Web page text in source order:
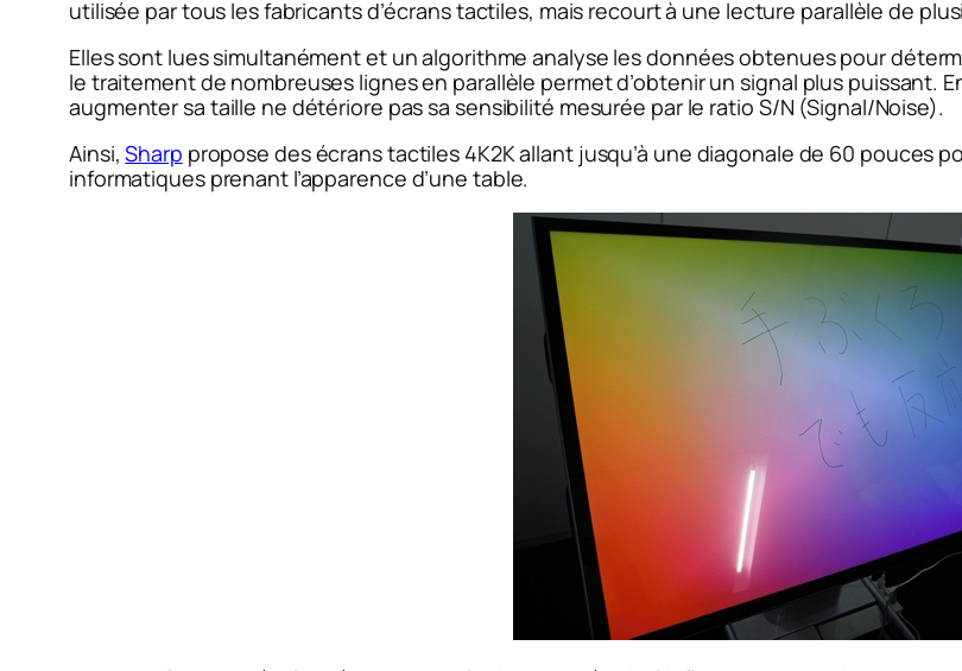
utilisée par tous les fabricants d’écrans tactiles, mais recourt à une lecture parallèle de
Elles sont lues simultanément et un algorithme analyse les données obtenues pour
le traitement de nombreuses lignes en parallèle permet d’obtenir un signal plus puissant.
augmenter sa taille ne détériore pas sa sensibilité mesurée par le ratio S/N (Signal/Noise).
Ainsi,Sharp propose des écrans tactiles 4K2K allant jusqu’à une diagonale de 60 pouces
informatiques prenant l’apparence d’une table.